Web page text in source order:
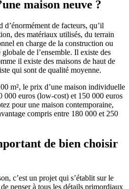
maison neuve ?
de facteurs, qu’il
des matériaux utilisés, du terrain
en charge de la construction ou
de l’ensemble. Il existe des
il existe des maisons de haut de
qui sont de qualité moyenne.
m², le prix d’une maison individuelle
000 euros (low-cost) et 150 000 euros
pour une maison contemporaine,
compris entre 180 000 et 250
de bien choisir
c’est un projet qui s’établit sur le
penser à tous les détails primordiaux